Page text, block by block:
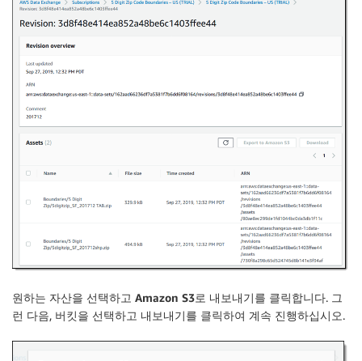
원하는 자산을 선택하고 Amazon S3로 내보내기를 클릭합니다. 그
런 다음, 버킷을 선택하고 내보내기를 클릭하여 계속 진행하십시오.